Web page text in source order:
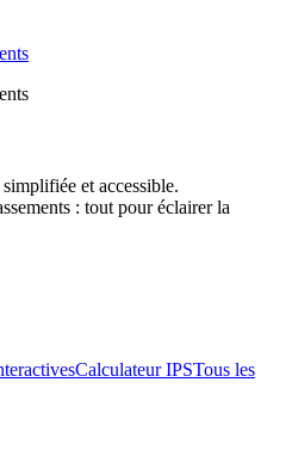
et accessible.
: tout pour éclairer la
Calculateur IPSTous les